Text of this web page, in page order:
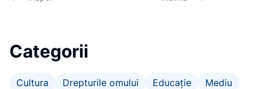
Categorii
Cultura Drepturile omului Educație
Mediu